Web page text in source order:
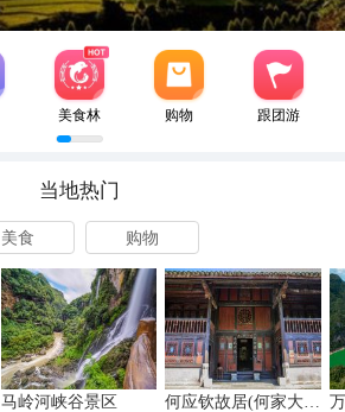
美食林 购物 跟团游
当地热门
美食 购物
马岭河峡谷景区